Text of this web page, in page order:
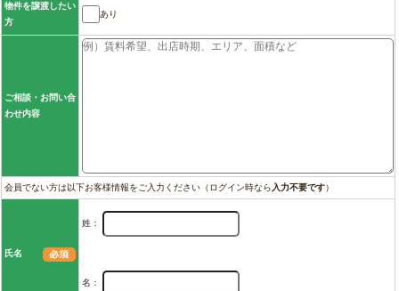
物件を譲渡したい
方
あり
ご相談・お問い合
わせ内容
会員でない方は以下お客様情報をご入力ください（ログイン時なら 入力不要です）
氏名
姓：
名：